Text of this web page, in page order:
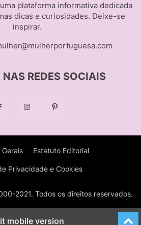
plataforma informativa dedicada
dicas e curiosidades. Deixe-se
inspirar.
REDES SOCIAIS
Estatuto Editorial
Privacidade e Cookies
2021. Todos os direitos reservados.
mobile version